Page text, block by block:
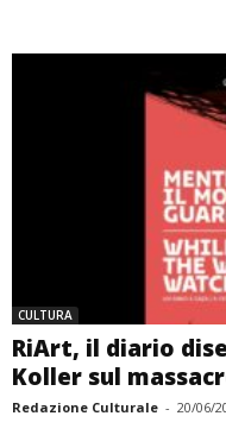
CULTURA
RiArt, il diario
Koller sul
Redazione Culturale - 20/06/